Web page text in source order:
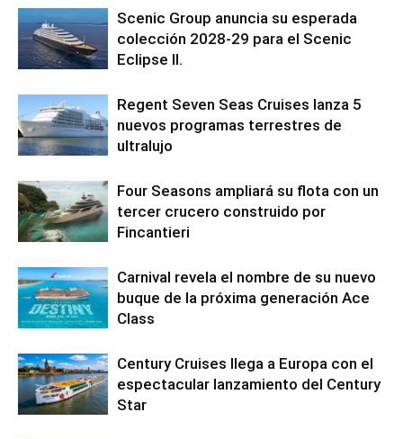
Scenic Group anuncia su esperada
colección 2028-29 para el Scenic
Eclipse II.
Regent Seven Seas Cruises lanza 5
nuevos programas terrestres de
ultralujo
Four Seasons ampliará su flota con un
tercer crucero construido por
Fincantieri
Carnival revela el nombre de su nuevo
buque de la próxima generación Ace
Class
Century Cruises llega a Europa con el
espectacular lanzamiento del Century
Star